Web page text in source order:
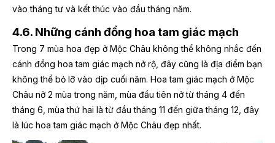
vào tháng tư và kết thúc vào đầu tháng năm.
4.6. Những cánh đồng hoa tam giác mạch
Trong 7 mùa hoa đẹp ở Mộc Châu không thể không nhắc đến
cánh đồng hoa tam giác mạch nở rộ, đây cũng là địa điểm bạn
không thể bỏ lỡ vào dịp cuối năm. Hoa tam giác mạch ở Mộc
Châu nở 2 mùa trong năm, mùa đầu tiên nở từ tháng 4 đến
tháng 6, mùa thứ hai là từ đầu tháng 11 đến giữa tháng 12, đây
là lúc hoa tam giác mạch ở Mộc Châu đẹp nhất.